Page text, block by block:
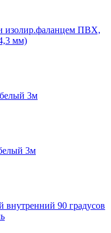
изолир.фaланцем ПВХ,
мм)
3м
3м
90 градусов